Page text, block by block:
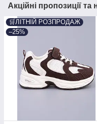
Акційні пропозиції та
🛒ЛІТНІЙ РОЗПРОДАЖ
–25%